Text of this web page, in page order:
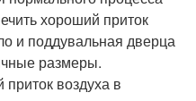
хороший приток
и поддувальная дверца
размеры.
воздуха в